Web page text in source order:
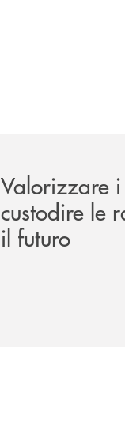
Valorizzare
custodire le
il futuro